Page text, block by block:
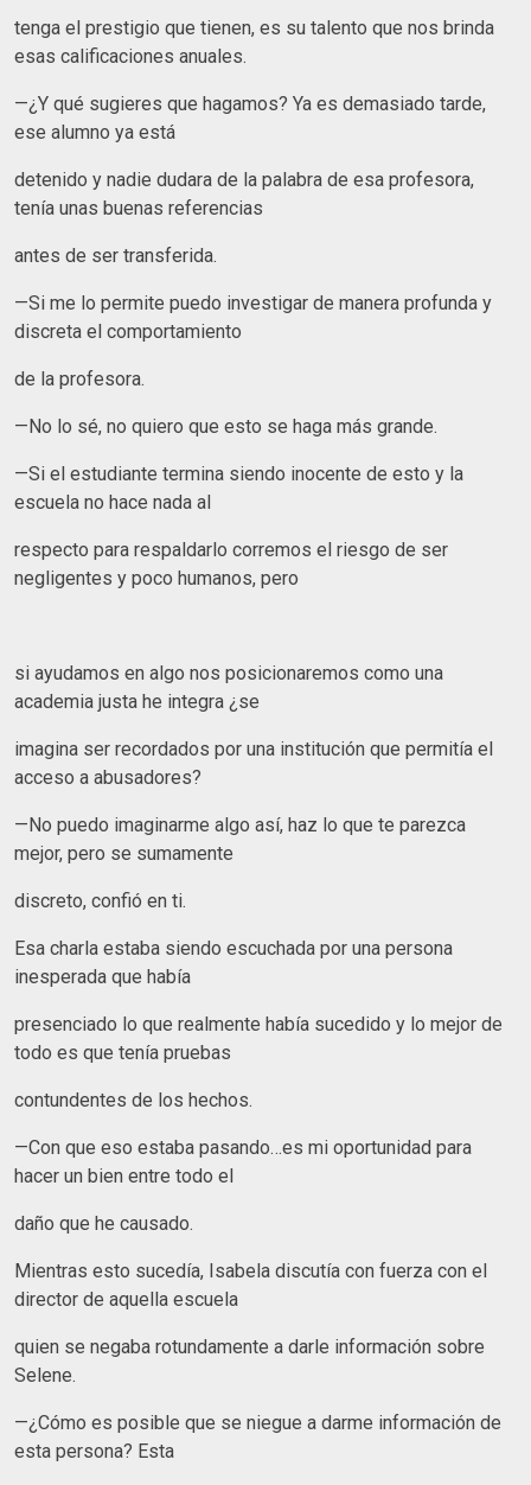
tenga el prestigio que tienen, es su talento que nos brinda
esas calificaciones anuales.
—¿Y qué sugieres que hagamos? Ya es demasiado tarde,
ese alumno ya está
detenido y nadie dudara de la palabra de esa profesora,
tenía unas buenas referencias
antes de ser transferida.
—Si me lo permite puedo investigar de manera profunda y
discreta el comportamiento
de la profesora.
—No lo sé, no quiero que esto se haga más grande.
—Si el estudiante termina siendo inocente de esto y la
escuela no hace nada al
respecto para respaldarlo corremos el riesgo de ser
negligentes y poco humanos, pero
si ayudamos en algo nos posicionaremos como una
academia justa he integra ¿se
imagina ser recordados por una institución que permitía el
acceso a abusadores?
—No puedo imaginarme algo así, haz lo que te parezca
mejor, pero se sumamente
discreto, confió en ti.
Esa charla estaba siendo escuchada por una persona
inesperada que había
presenciado lo que realmente había sucedido y lo mejor de
todo es que tenía pruebas
contundentes de los hechos.
—Con que eso estaba pasando…es mi oportunidad para
hacer un bien entre todo el
daño que he causado.
Mientras esto sucedía, Isabela discutía con fuerza con el
director de aquella escuela
quien se negaba rotundamente a darle información sobre
Selene.
—¿Cómo es posible que se niegue a darme información de
esta persona? Esta